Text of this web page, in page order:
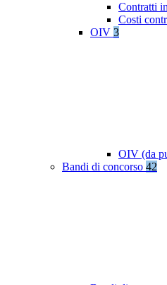
Contratti
Costi
OIV 3
OIV (da
Bandi di concorso 42